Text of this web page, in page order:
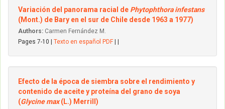
Variación del panorama racial de Phytophthora infestans
(Mont.) de Bary en el sur de Chile desde 1963 a 1977)
Authors: Carmen Fernández M.
Pages 7-10 | Texto en español PDF
Efecto de la época de siembra sobre el rendimiento y
contenido de aceite y proteína del grano de soya
(Glycine max(L.) Merrill)